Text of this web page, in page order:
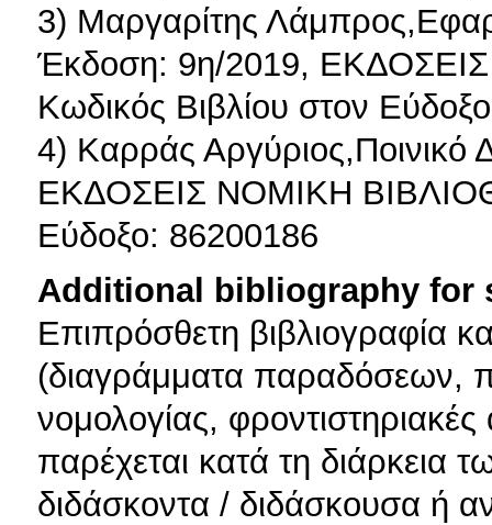
3) Μαργαρίτης
Έκδοση: 9η/2019,
Κωδικός Βιβλίου στον
4) Καρράς Αργύριος,Ποινικό
ΕΚΔΟΣΕΙΣ ΝΟΜΙΚΗ
Εύδοξο: 86200186
Additional bibliography for
Επιπρόσθετη βιβλιογραφία
(διαγράμματα παραδόσεων,
νομολογίας,
παρέχεται κατά τη διάρκεια
διδάσκοντα / διδάσκουσα ή